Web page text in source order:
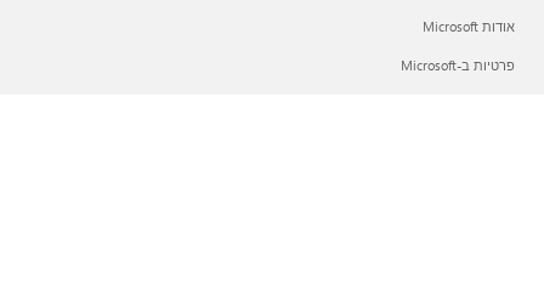
אודות Microsoft
פרטיות ב-Microsoft